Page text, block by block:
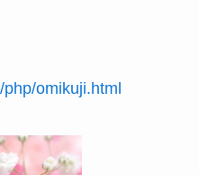
omikuji.html